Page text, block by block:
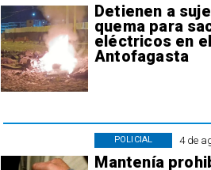
Detienen a
quema para
eléctricos en
Antofagasta
4 de
Mantenía
POLICIAL